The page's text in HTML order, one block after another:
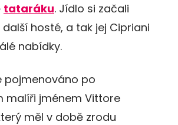
tataráku. Jídlo si začali
hosté, a tak jej Cipriani
nabídky.
pojmenováno po
malíři jménem Vittore
měl v době zrodu